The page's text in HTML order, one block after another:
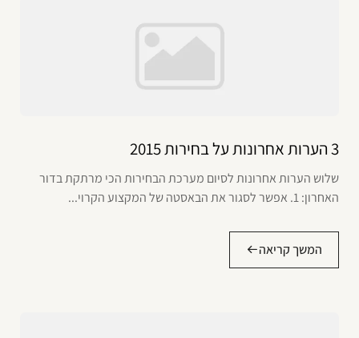
3 הערות אחרונות על בחירות 2015
שלוש הערות אחרונות לסיום מערכת הבחירות הכי מרתקת בדור
האחרון: 1. אפשר לסגור את הבאסטה של המקצוע הקרוי...
המשך קריאה